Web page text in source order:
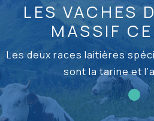
LES VACHES
MASSIF
Les deux races laitières
sont la tarine et